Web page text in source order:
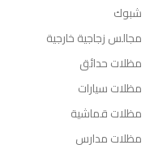
شبوك
مجالس زجاجية خارجية
مظلات حدائق
مظلات سيارات
مظلات قماشية
مظلات مدارس